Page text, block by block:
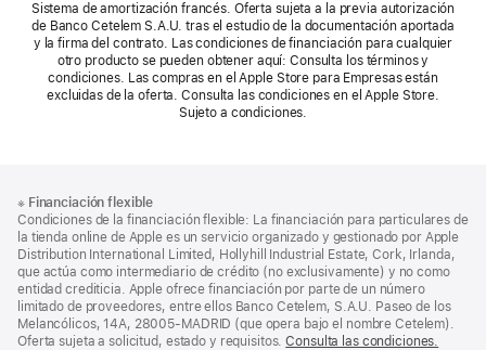
Sistema de amortización francés. Oferta sujeta a la previa autorización
de Banco Cetelem S.A.U. tras el estudio de la documentación aportada
y la firma del contrato. Las condiciones de financiación para cualquier
otro producto se pueden obtener aquí: Consulta los términos y
condiciones. Las compras en el Apple Store para Empresas están
excluidas de la oferta. Consulta las condiciones en el Apple Store.
Sujeto a condiciones.
a
pie
de
página
al
pie
※ Financiación flexible
Condiciones de la financiación flexible: La financiación para particulares de
la tienda online de Apple es un servicio organizado y gestionado por Apple
Distribution International Limited, Hollyhill Industrial Estate, Cork, Irlanda,
que actúa como intermediario de crédito (no exclusivamente) y no como
entidad crediticia. Apple ofrece financiación por parte de un número
limitado de proveedores, entre ellos Banco Cetelem, S.A.U. Paseo de los
Melancólicos, 14A, 28005-MADRID (que opera bajo el nombre Cetelem).
Oferta sujeta a solicitud, estado y requisitos.Consulta las condiciones.